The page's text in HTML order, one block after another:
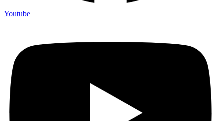
Youtube